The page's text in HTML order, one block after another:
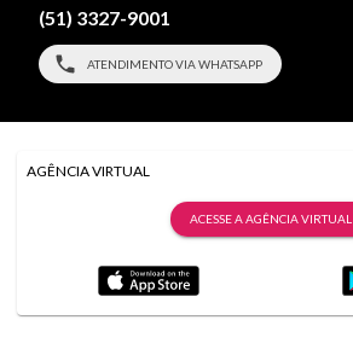
(51) 3327-9001
ATENDIMENTO VIA WHATSAPP
AGÊNCIA VIRTUAL
ACESSE A AGÊNCIA VIRTUAL